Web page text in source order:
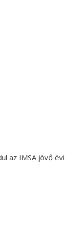
az IMSA jövő évi